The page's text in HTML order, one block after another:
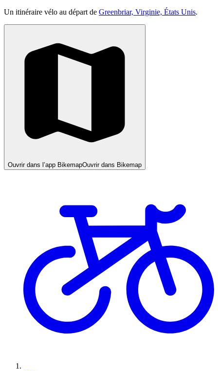
Un itinéraire vélo au départ de Greenbriar, Virginie, États Unis.
Ouvrir dans l’app BikemapOuvrir dans Bikemap